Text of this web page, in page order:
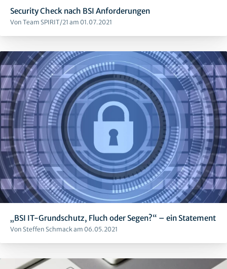
Security Check nach BSI Anforderungen
Von Team SPIRIT/21 am 01.07.2021
„BSI IT-Grundschutz, Fluch oder Segen?“ – ein Statement
Von Steffen Schmack am 06.05.2021